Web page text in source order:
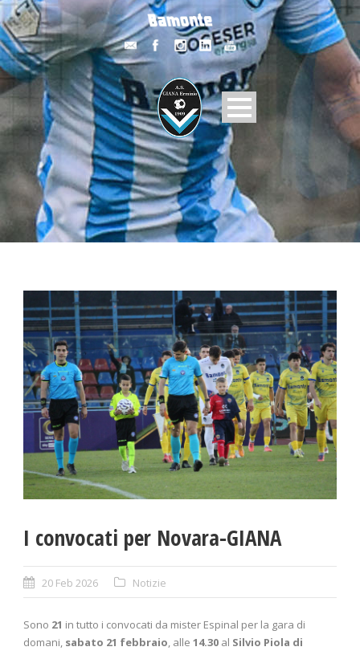
I convocati per Novara-GIANA
20 Feb 2026 Notizie
Sono 21 in tutto i convocati da mister Espinal per la gara di
domani, sabato 21 febbraio, alle 14.30 al Silvio Piola di